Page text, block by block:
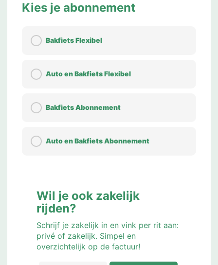
Kies je abonnement
Bakfiets Flexibel
Auto en Bakfiets Flexibel
Bakfiets Abonnement
Auto en Bakfiets Abonnement
Wil je ook zakelijk
rijden?
Schrijf je zakelijk in en vink per rit aan:
privé of zakelijk. Simpel en
overzichtelijk op de factuur!